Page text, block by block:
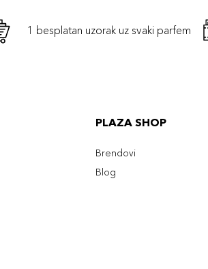
1 besplatan uzorak uz svaki parfem
PLAZA SHOP
Brendovi
Blog